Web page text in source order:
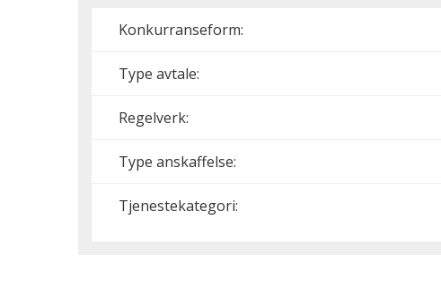
Konkurranseform:
Type avtale:
Regelverk:
Type anskaffelse:
Tjenestekategori: